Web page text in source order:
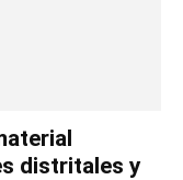
distritales y